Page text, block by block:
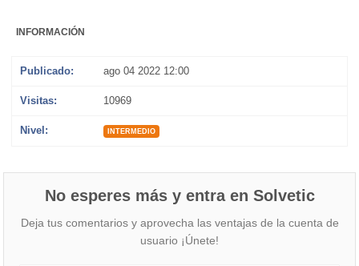
INFORMACIÓN
Publicado: ago 04 2022 12:00
Visitas: 10969
Nivel: INTERMEDIO
No esperes más y entra en Solvetic
Deja tus comentarios y aprovecha las ventajas de la cuenta de
usuario ¡Únete!